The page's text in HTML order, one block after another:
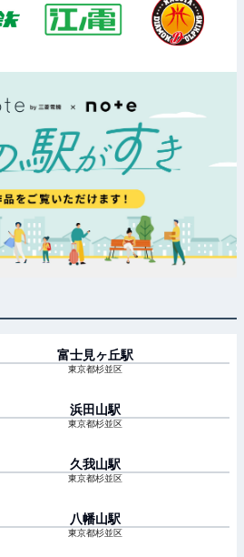
富士見ヶ丘駅
東京都杉並区
浜田山駅
東京都杉並区
久我山駅
東京都杉並区
八幡山駅
東京都杉並区